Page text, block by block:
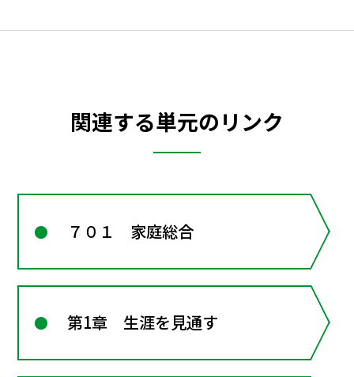
関連する単元のリンク
７０１ 家庭総合
第1章 生涯を見通す